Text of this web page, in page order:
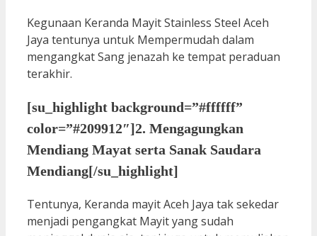
Kegunaan Keranda Mayit Stainless Steel Aceh
Jaya tentunya untuk Mempermudah dalam
mengangkat Sang jenazah ke tempat peraduan
terakhir.
[su_highlight background=”#ffffff”
color=”#209912″]2. Mengagungkan
Mendiang Mayat serta Sanak Saudara
Mendiang[/su_highlight]
Tentunya, Keranda mayit Aceh Jaya tak sekedar
menjadi pengangkat Mayit yang sudah